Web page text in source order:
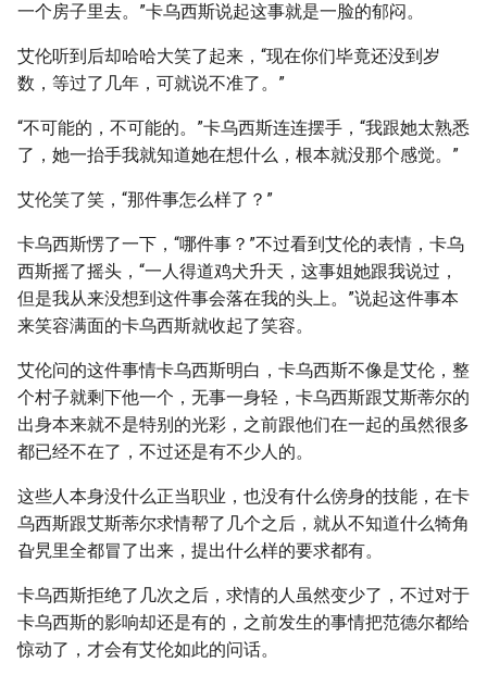
一个房子里去。”卡乌西斯说起这事就是一脸的郁闷。
艾伦听到后却哈哈大笑了起来，“现在你们毕竟还没到岁
数，等过了几年，可就说不准了。”
“不可能的，不可能的。”卡乌西斯连连摆手，“我跟她太熟悉
了，她一抬手我就知道她在想什么，根本就没那个感觉。”
艾伦笑了笑，“那件事怎么样了？”
卡乌西斯愣了一下，“哪件事？”不过看到艾伦的表情，卡乌
西斯摇了摇头，“一人得道鸡犬升天，这事姐她跟我说过，
但是我从来没想到这件事会落在我的头上。”说起这件事本
来笑容满面的卡乌西斯就收起了笑容。
艾伦问的这件事情卡乌西斯明白，卡乌西斯不像是艾伦，整
个村子就剩下他一个，无事一身轻，卡乌西斯跟艾斯蒂尔的
出身本来就不是特别的光彩，之前跟他们在一起的虽然很多
都已经不在了，不过还是有不少人的。
这些人本身没什么正当职业，也没有什么傍身的技能，在卡
乌西斯跟艾斯蒂尔求情帮了几个之后，就从不知道什么犄角
旮旯里全都冒了出来，提出什么样的要求都有。
卡乌西斯拒绝了几次之后，求情的人虽然变少了，不过对于
卡乌西斯的影响却还是有的，之前发生的事情把范德尔都给
惊动了，才会有艾伦如此的问话。